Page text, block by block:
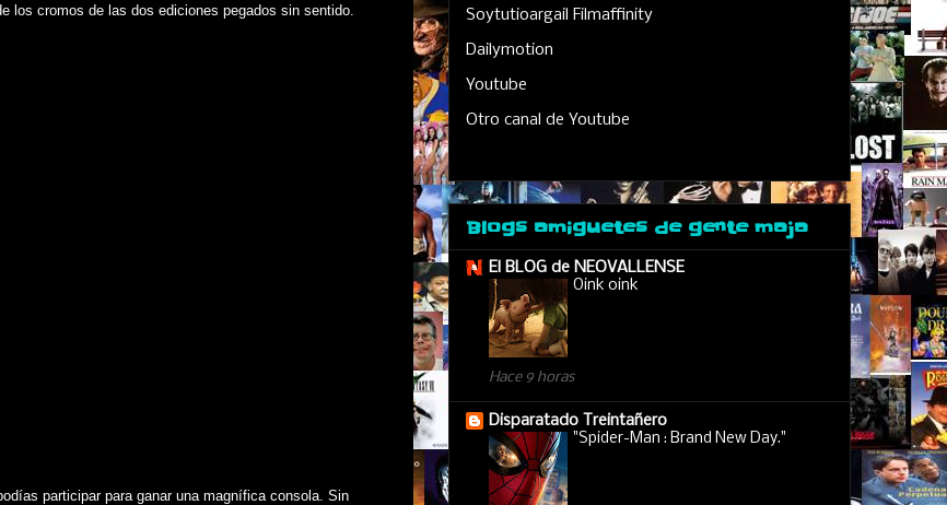
los cromos de las dos ediciones pegados sin sentido.
participar para ganar una magnífica consola. Sin
Soytutioargail Filmaffinity
Dailymotion
Youtube
Otro canal de Youtube
Blogs amiguetes de gente maja
El BLOG de NEOVALLENSE
Oink oink
Hace 9 horas
Disparatado Treintañero
"Spider-Man : Brand New Day."